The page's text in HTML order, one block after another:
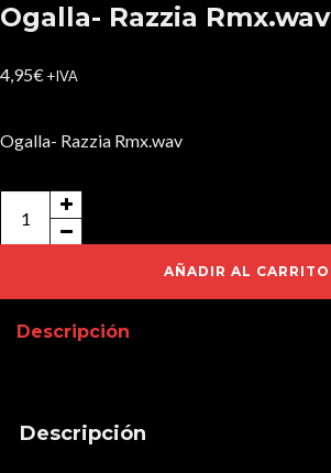
Ogalla- Razzia Rmx.wav
4,95€+IVA
Ogalla- Razzia Rmx.wav
cantidad
AÑADIR AL CARRITO
Descripción
Descripción